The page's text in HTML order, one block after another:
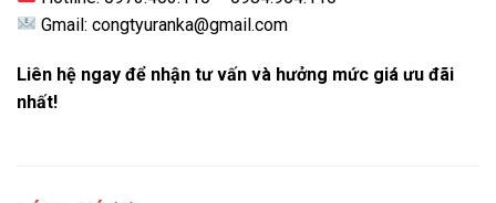
Gmail: congtyuranka@gmail.com
Liên hệ ngay để nhận tư vấn và hưởng mức giá ưu đãi
nhất!